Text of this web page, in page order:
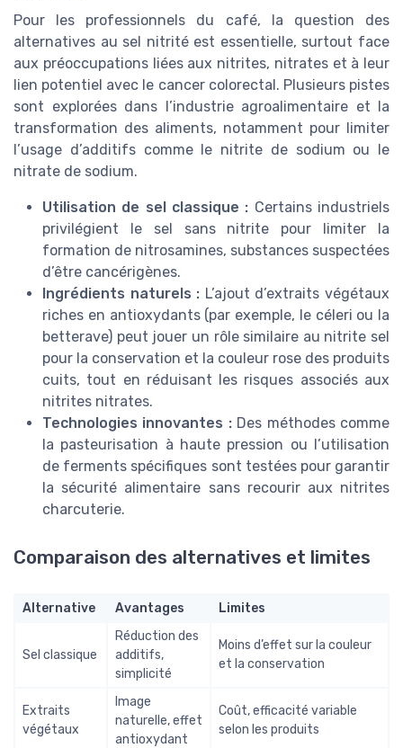
Pour les professionnels du café, la question des
alternatives au sel nitrité est essentielle, surtout face
aux préoccupations liées aux nitrites, nitrates et à leur
lien potentiel avec le cancer colorectal. Plusieurs pistes
sont explorées dans l’industrie agroalimentaire et la
transformation des aliments, notamment pour limiter
l’usage d’additifs comme le nitrite de sodium ou le
nitrate de sodium.
Utilisation de sel classique : Certains industriels
privilégient le sel sans nitrite pour limiter la
formation de nitrosamines, substances suspectées
d’être cancérigènes.
Ingrédients naturels : L’ajout d’extraits végétaux
riches en antioxydants (par exemple, le céleri ou la
betterave) peut jouer un rôle similaire au nitrite sel
pour la conservation et la couleur rose des produits
cuits, tout en réduisant les risques associés aux
nitrites nitrates.
Technologies innovantes :Des méthodes comme
la pasteurisation à haute pression ou l’utilisation
de ferments spécifiques sont testées pour garantir
la sécurité alimentaire sans recourir aux nitrites
charcuterie.
Comparaison des alternatives et limites
Alternative Avantages Limites
Sel classique
Réduction des
additifs,
simplicité
Moins d’effet sur la couleur
et la conservation
Extraits
végétaux
Image
naturelle, effet
antioxydant
Coût, efficacité variable
selon les produits